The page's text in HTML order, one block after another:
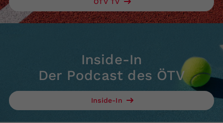
ÖTV TV
Inside-In
Der Podcast des ÖTV
Inside-In